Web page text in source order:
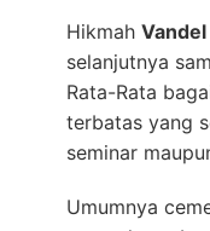
Hikmah
selanjutnya
Rata-Rata
terbatas yang
seminar
Umumnya